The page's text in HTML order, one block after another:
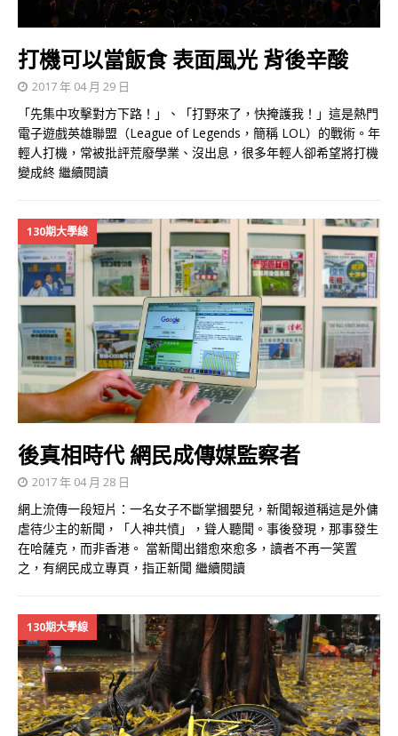
打機可以當飯食 表面風光 背後辛酸
2017 年 04 月 29 日
「先集中攻擊對方下路！」、「打野來了，快掩護我！」這是熱門
電子遊戲英雄聯盟（League of Legends，簡稱 LOL）的戰術。年
輕人打機，常被批評荒廢學業、沒出息，很多年輕人卻希望將打機
變成終 繼續閱讀
130期大學線
後真相時代 網民成傳媒監察者
2017 年 04 月 28 日
網上流傳一段短片：一名女子不斷掌摑嬰兒，新聞報道稱這是外傭
虐待少主的新聞，「人神共憤」，聳人聽聞。事後發現，那事發生
在哈薩克，而非香港。 當新聞出錯愈來愈多，讀者不再一笑置
之，有網民成立專頁，指正新聞 繼續閱讀
130期大學線